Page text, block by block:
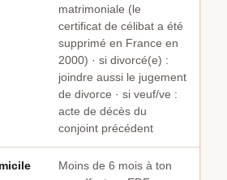
matrimoniale (le
certificat de célibat a été
supprimé en France en
2000) · si divorcé(e) :
joindre aussi le jugement
de divorce · si veuf/ve :
acte de décès du
conjoint précédent
Moins de 6 mois à ton